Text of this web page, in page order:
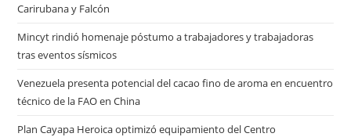
Carirubana y Falcón
Mincyt rindió homenaje póstumo a trabajadores y trabajadoras
tras eventos sísmicos
Venezuela presenta potencial del cacao fino de aroma en encuentro
técnico de la FAO en China
Plan Cayapa Heroica optimizó equipamiento del Centro